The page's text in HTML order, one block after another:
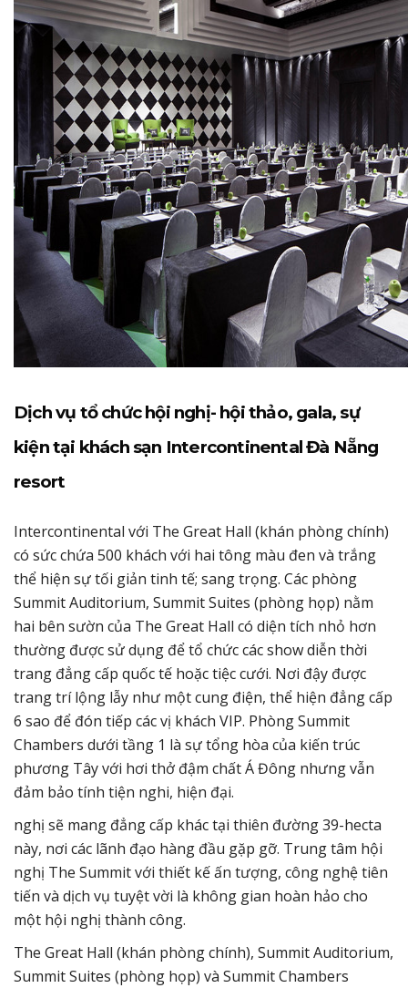
Dịch vụ tổ chức hội nghị- hội thảo, gala, sự
kiện tại khách sạn Intercontinental Đà Nẵng
resort
Intercontinental với The Great Hall (khán phòng chính)
có sức chứa 500 khách với hai tông màu đen và trắng
thể hiện sự tối giản tinh tế; sang trọng. Các phòng
Summit Auditorium, Summit Suites (phòng họp) nằm
hai bên sườn của The Great Hall có diện tích nhỏ hơn
thường được sử dụng để tổ chức các show diễn thời
trang đẳng cấp quốc tế hoặc tiệc cưới. Nơi đậy được
trang trí lộng lẫy như một cung điện, thể hiện đẳng cấp
6 sao để đón tiếp các vị khách VIP. Phòng Summit
Chambers dưới tầng 1 là sự tổng hòa của kiến trúc
phương Tây với hơi thở đậm chất Á Đông nhưng vẫn
đảm bảo tính tiện nghi, hiện đại.
nghị sẽ mang đẳng cấp khác tại thiên đường 39-hecta
này, nơi các lãnh đạo hàng đầu gặp gỡ. Trung tâm hội
nghị The Summit với thiết kế ấn tượng, công nghệ tiên
tiến và dịch vụ tuyệt vời là không gian hoàn hảo cho
một hội nghị thành công.
The Great Hall (khán phòng chính), Summit Auditorium,
Summit Suites (phòng họp) và Summit Chambers